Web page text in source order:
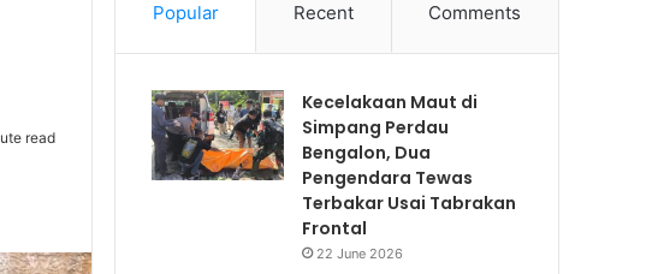
read
Popular Recent Comments
Kecelakaan Maut di
Simpang Perdau
Bengalon, Dua
Pengendara Tewas
Terbakar Usai Tabrakan
Frontal
22 June 2026